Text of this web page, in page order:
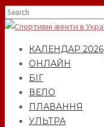
КАЛЕНДАР 2026
ОНЛАЙН
БІГ
ВЕЛО
ПЛАВАННЯ
УЛЬТРА